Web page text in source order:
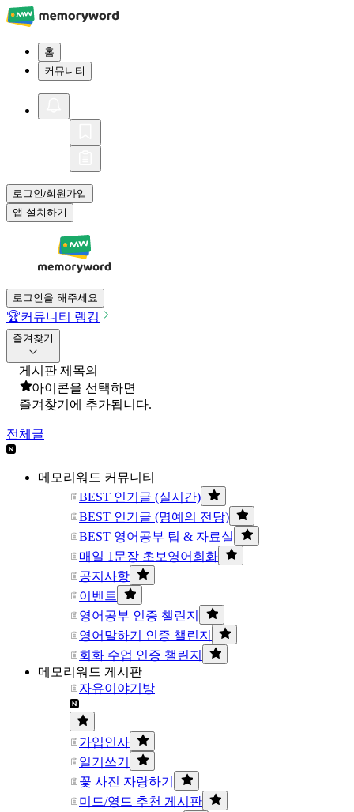
홈
커뮤니티
로그인/회원가입
앱 설치하기
로그인을 해주세요
🏆커뮤니티 랭킹
즐겨찾기
게시판 제목의
아이콘을 선택하면
즐겨찾기에 추가됩니다.
전체글
메모리워드 커뮤니티
BEST 인기글 (실시간)
BEST 인기글 (명예의 전당)
BEST 영어공부 팁 & 자료실
매일 1문장 초보영어회화
공지사항
이벤트
영어공부 인증 챌린지
영어말하기 인증 챌린지
회화 수업 인증 챌린지
메모리워드 게시판
자유이야기방
가입인사
일기쓰기
꽃 사진 자랑하기
미드/영드 추천 게시판